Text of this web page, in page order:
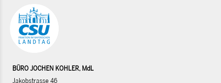
BÜRO JOCHEN KOHLER, MdL
Jakobstrasse 46